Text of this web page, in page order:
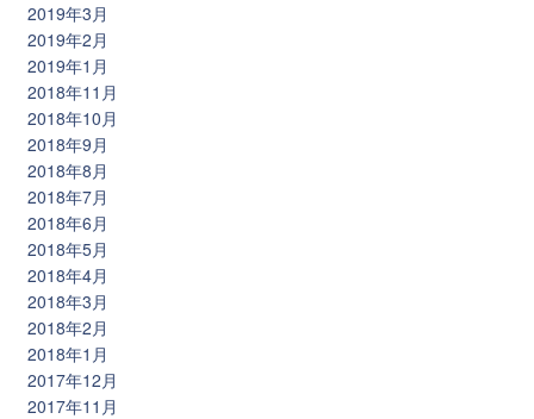
2019年3月
2019年2月
2019年1月
2018年11月
2018年10月
2018年9月
2018年8月
2018年7月
2018年6月
2018年5月
2018年4月
2018年3月
2018年2月
2018年1月
2017年12月
2017年11月